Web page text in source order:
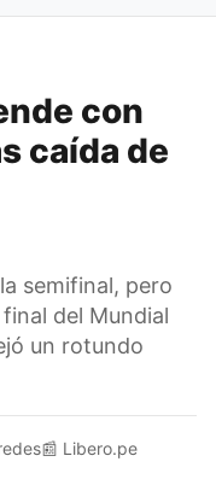
con
caída de
semifinal, pero
del Mundial
un rotundo
📰 Libero.pe